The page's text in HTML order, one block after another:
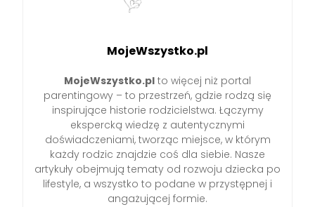
MojeWszystko.pl
MojeWszystko.pl to więcej niż portal
parentingowy – to przestrzeń, gdzie rodzą się
inspirujące historie rodzicielstwa. Łączymy
ekspercką wiedzę z autentycznymi
doświadczeniami, tworząc miejsce, w którym
każdy rodzic znajdzie coś dla siebie. Nasze
artykuły obejmują tematy od rozwoju dziecka po
lifestyle, a wszystko to podane w przystępnej i
angażującej formie.